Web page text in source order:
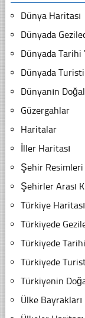
Dünya Haritası
Dünyada
Dünyada Tarihi
Dünyada
Dünyanın
Güzergahlar
Haritalar
İller Haritası
Şehir Resimleri
Şehirler Arası
Türkiye Haritası
Türkiyede
Türkiyede
Türkiyede
Türkiyenin
Ülke Bayrakları